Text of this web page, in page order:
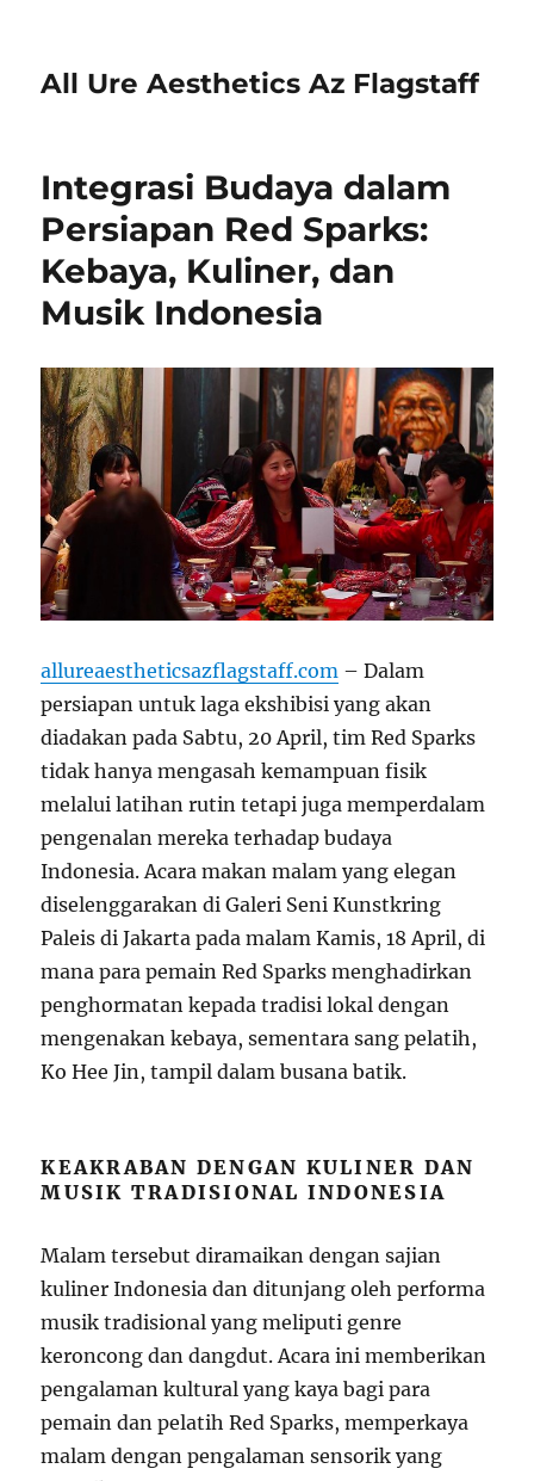
All Ure Aesthetics Az Flagstaff
Integrasi Budaya dalam
Persiapan Red Sparks:
Kebaya, Kuliner, dan
Musik Indonesia
allureaestheticsazflagstaff.com – Dalam
persiapan untuk laga ekshibisi yang akan
diadakan pada Sabtu, 20 April, tim Red Sparks
tidak hanya mengasah kemampuan fisik
melalui latihan rutin tetapi juga memperdalam
pengenalan mereka terhadap budaya
Indonesia. Acara makan malam yang elegan
diselenggarakan di Galeri Seni Kunstkring
Paleis di Jakarta pada malam Kamis, 18 April, di
mana para pemain Red Sparks menghadirkan
penghormatan kepada tradisi lokal dengan
mengenakan kebaya, sementara sang pelatih,
Ko Hee Jin, tampil dalam busana batik.
KEAKRABAN DENGAN KULINER DAN
MUSIK TRADISIONAL INDONESIA
Malam tersebut diramaikan dengan sajian
kuliner Indonesia dan ditunjang oleh performa
musik tradisional yang meliputi genre
keroncong dan dangdut. Acara ini memberikan
pengalaman kultural yang kaya bagi para
pemain dan pelatih Red Sparks, memperkaya
malam dengan pengalaman sensorik yang